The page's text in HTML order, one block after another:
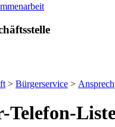
> Bürgerservice >